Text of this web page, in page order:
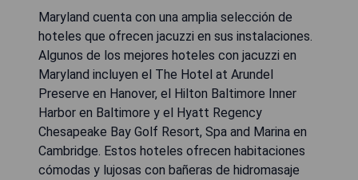
Maryland cuenta con una amplia selección de
hoteles que ofrecen jacuzzi en sus instalaciones.
Algunos de los mejores hoteles con jacuzzi en
Maryland incluyen el The Hotel at Arundel
Preserve en Hanover, el Hilton Baltimore Inner
Harbor en Baltimore y el Hyatt Regency
Chesapeake Bay Golf Resort, Spa and Marina en
Cambridge. Estos hoteles ofrecen habitaciones
cómodas y lujosas con bañeras de hidromasaje